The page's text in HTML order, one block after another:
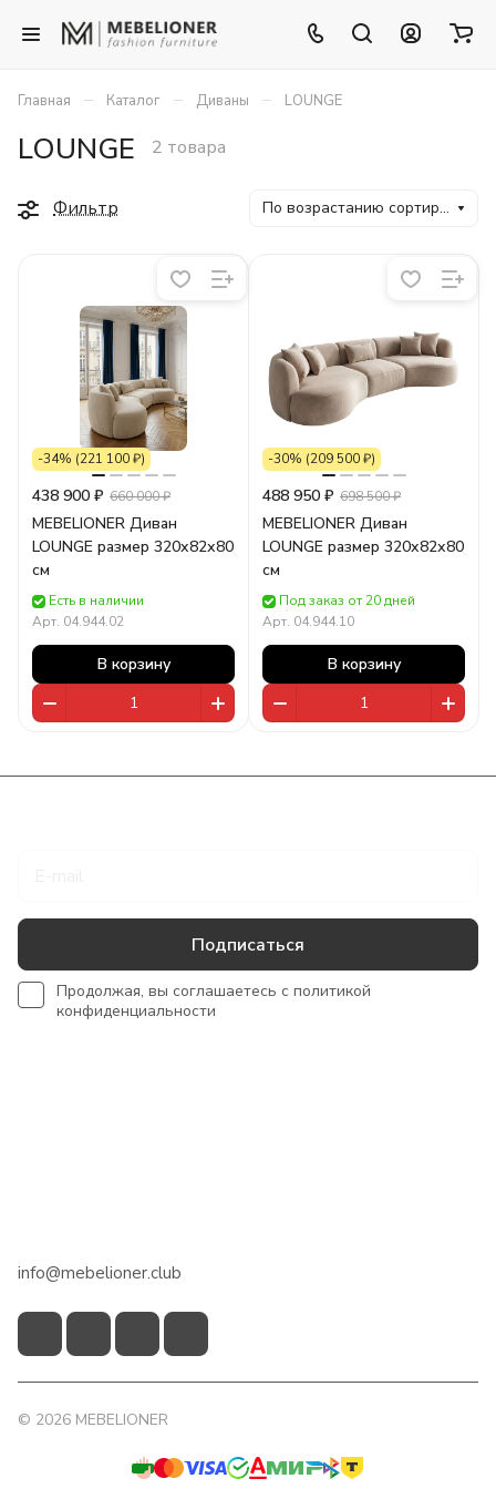
Главная – Каталог – Диваны – LOUNGE
LOUNGE 2 товара
Фильтр По возрастанию сортировки
-34% (221 100 ₽)
438 900 ₽ 660 000 ₽
MEBELIONER Диван
LOUNGE размер 320х82х80
см
Есть в наличии
Арт. 04.944.02
В корзину
-30% (209 500 ₽)
488 950 ₽ 698 500 ₽
MEBELIONER Диван
LOUNGE размер 320х82х80
см
Под заказ от 20 дней
Арт. 04.944.10
В корзину
Подписаться
Продолжая, вы соглашаетесь с политикой
конфиденциальности
info@mebelioner.club
© 2026 MEBELIONER